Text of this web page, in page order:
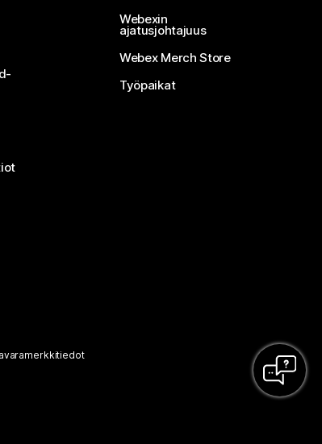
Webexin
ajatusjohtajuus
Webex Merch Store
Työpaikat